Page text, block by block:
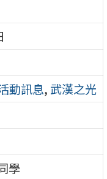
動訊息, 武漢之光
學